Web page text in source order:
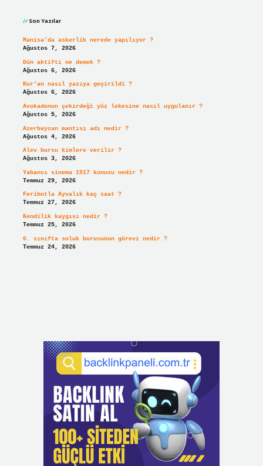
Son Yazılar
Manisa’da askerlik nerede yapılıyor ?
Ağustos 7, 2026
Dün aktifti ne demek ?
Ağustos 6, 2026
Kur’an nasıl yazıya geçirildi ?
Ağustos 6, 2026
Avokadonun çekirdeği yüz lekesine nasıl uygulanır ?
Ağustos 5, 2026
Azerbaycan mantısı adı nedir ?
Ağustos 4, 2026
Alev bursu kimlere verilir ?
Ağustos 3, 2026
Yabancı sinema 1917 konusu nedir ?
Temmuz 29, 2026
Feribotla Ayvalık kaç saat ?
Temmuz 27, 2026
Kendilik kaygısı nedir ?
Temmuz 25, 2026
6. sınıfta soluk borusunun görevi nedir ?
Temmuz 24, 2026